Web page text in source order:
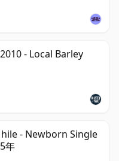
- Local Barley
- Newborn Single
年